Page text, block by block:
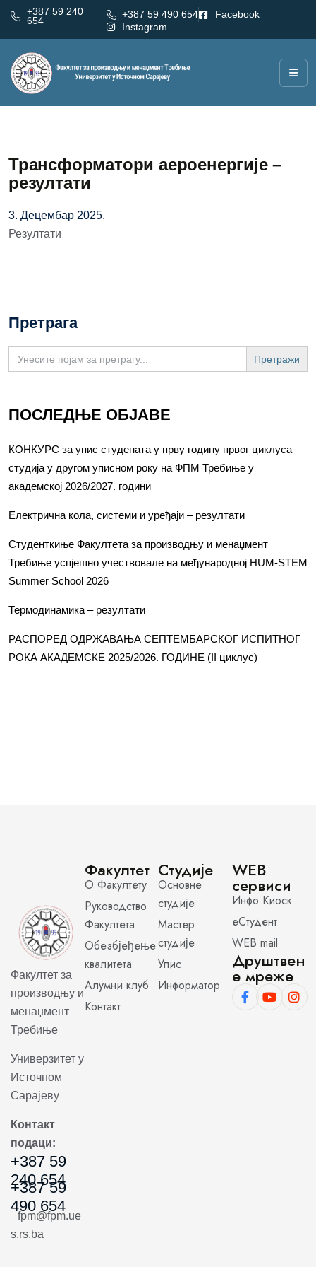
+387 59 240
654
+387 59 490 654
Facebook
Instagram
Трансформатори аероенергије –
резултати
3. Децембар 2025.
Резултати
Претрага
Search
for:
ПОСЛЕДЊЕ ОБЈАВЕ
КОНКУРС за упис студената у прву годину првог циклуса
студија у другом уписном року на ФПМ Требиње у
академској 2026/2027. години
Електрична кола, системи и уређаји – резултати
Студенткиње Факултета за производњу и менаџмент
Требиње успјешно учествовале на међународној HUM-STEM
Summer School 2026
Термодинамика – резултати
РАСПОРЕД ОДРЖАВАЊА СЕПТЕМБАРСКОГ ИСПИТНОГ
РОКА АКАДЕМСКЕ 2025/2026. ГОДИНЕ (II циклус)
Факултет за
производњу и
менаџмент
Требиње
Универзитет у
Источном
Сарајеву
Контакт
подаци:
+387 59
240 654
+387 59
490 654
fpm@fpm.ue
s.rs.ba
Факултет
О Факултету
Руководство
Факултета
Обезбјеђење
квалитета
Алумни клуб
Контакт
Студије
Основне
студије
Мастер
студије
Упис
Информатор
WEB
сервиси
Инфо Киоск
еСтудент
WEB mail
Друштвен
е мреже